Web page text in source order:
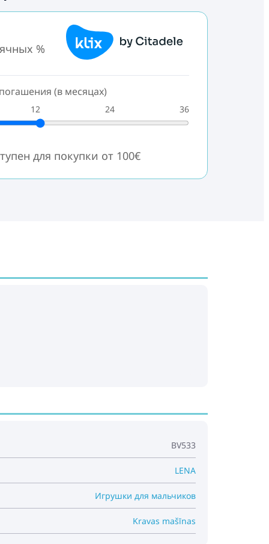
%
(в месяцах)
12 24 36
для покупки от 100€
BV533
LENA
Игрушки для мальчиков
Kravas mašīnas